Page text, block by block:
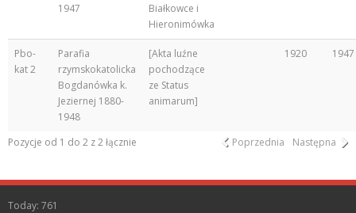
1947
Białkowce i
Hieronimówka
Pbo-
kat 2
Parafia
rzymskokatolicka
Bogdanówka k.
Jeziernej 1880-
1948
[Akta luźne
pochodzące
ze Status
animarum]
1920 1947
Pozycje od 1 do 2 z 2 łącznie Poprzednia Następna
Today: 761